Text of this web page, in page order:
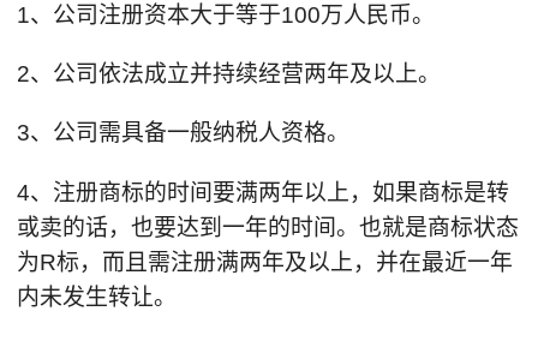
1、公司注册资本大于等于100万人民币。
2、公司依法成立并持续经营两年及以上。
3、公司需具备一般纳税人资格。
4、注册商标的时间要满两年以上，如果商标是转
或卖的话，也要达到一年的时间。也就是商标状态
为R标，而且需注册满两年及以上，并在最近一年
内未发生转让。